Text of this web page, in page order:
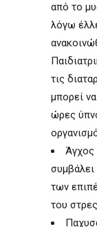
από το
λόγω
τις
μπορεί
ώρες
Άγχος
συμβάλει
των
του